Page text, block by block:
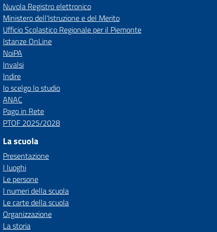
Nuvola Registro elettronico
Ministero dell'Istruzione e del Merito
Ufficio Scolastico Regionale per il Piemonte
Istanze OnLine
NoiPA
Invalsi
Indire
Io scelgo lo studio
ANAC
Pago in Rete
PTOF 2025/2028
La scuola
Presentazione
I luoghi
Le persone
I numeri della scuola
Le carte della scuola
Organizzazione
La storia